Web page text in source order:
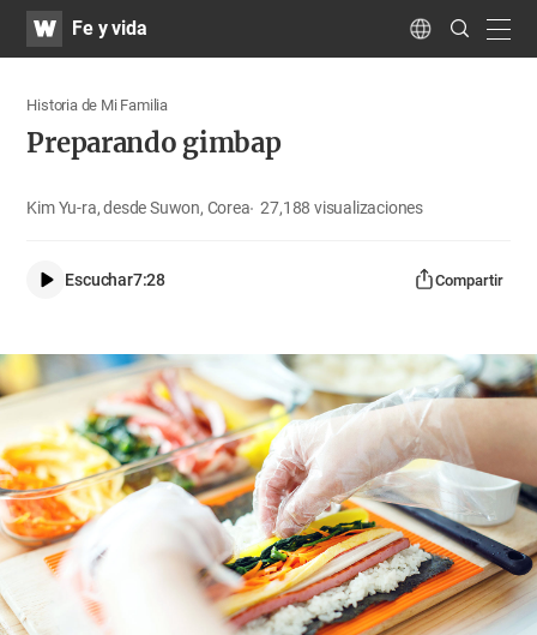
WATVFe y vida Language
Search
Submit
Historia de Mi Familia
Preparando gimbap
Kim Yu-ra, desde Suwon, Corea 27,188visualizaciones
Escuchar7:28 Compartir